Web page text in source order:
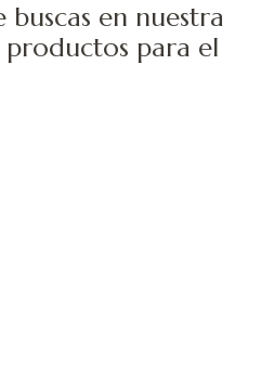
en nuestra
para el